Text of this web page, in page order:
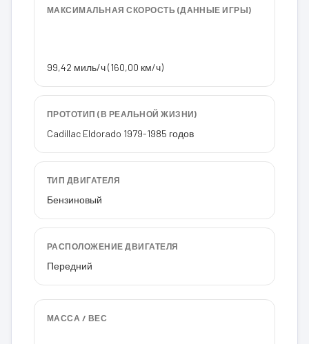
МАКСИМАЛЬНАЯ СКОРОСТЬ (ДАННЫЕ ИГРЫ)
99,42 миль/ч (160,00 км/ч)
ПРОТОТИП (В РЕАЛЬНОЙ ЖИЗНИ)
Cadillac Eldorado 1979-1985 годов
ТИП ДВИГАТЕЛЯ
Бензиновый
РАСПОЛОЖЕНИЕ ДВИГАТЕЛЯ
Передний
МАССА / ВЕС